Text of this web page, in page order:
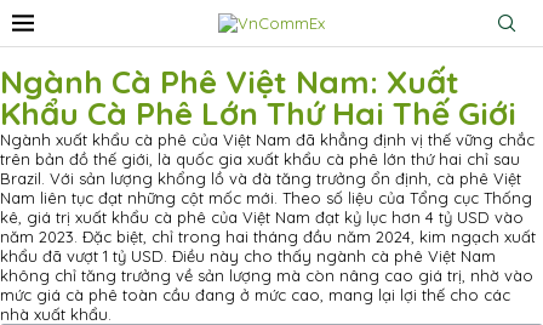
Ngành Cà Phê Việt Nam: Xuất
Khẩu Cà Phê Lớn Thứ Hai Thế Giới
Ngành xuất khẩu cà phê của Việt Nam đã khẳng định vị thế vững chắc
trên bản đồ thế giới, là quốc gia xuất khẩu cà phê lớn thứ hai chỉ sau
Brazil. Với sản lượng khổng lồ và đà tăng trưởng ổn định, cà phê Việt
Nam liên tục đạt những cột mốc mới. Theo số liệu của Tổng cục Thống
kê, giá trị xuất khẩu cà phê của Việt Nam đạt kỷ lục hơn 4 tỷ USD vào
năm 2023. Đặc biệt, chỉ trong hai tháng đầu năm 2024, kim ngạch xuất
khẩu đã vượt 1 tỷ USD. Điều này cho thấy ngành cà phê Việt Nam
không chỉ tăng trưởng về sản lượng mà còn nâng cao giá trị, nhờ vào
mức giá cà phê toàn cầu đang ở mức cao, mang lại lợi thế cho các
nhà xuất khẩu.